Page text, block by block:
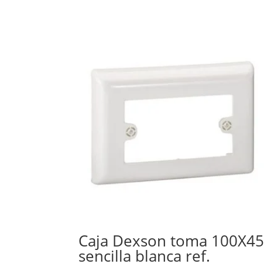
Caja Dexson toma 100X45
sencilla blanca ref.